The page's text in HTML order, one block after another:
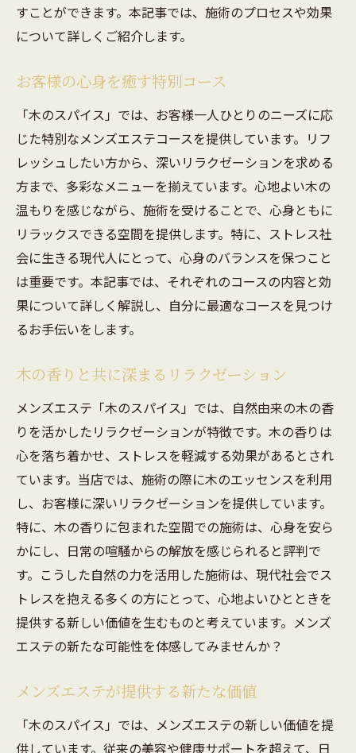
岐南町で味わう極上のリラクゼーション
木の香りと共に深まる安らぎ
心地よさを追求した施術メニュー
リラクゼーションの効果を最大化する秘訣
岐南町で新たな自信を得るメンズエステ体験
自分を磨くための特別なひととき
メンズエステで得られる自信の源
岐南町での変化に驚くお客様の声
施術がもたらすポジティブな影響
新たな自分に出会うためのステップ
エステ体験が日常に与える変化
自然の恵みが生む特別なメンズエステの空間
自然素材が心に与える影響
心地よい空間が生むリラクゼーション
自然と調和したデザインの工夫
特別な空間で味わうリラックス
自然との融合が生む新しい価値
メンズエステで心安らぐひとときを岐南町で過
ごす
岐南町で体感する心の解放
心安らぐ施術の秘密
お客様の心を癒すためのサービス
岐南町での癒しの体験を振り返る
心と体を満たすメンズエステの魅力
すことができます。本記事では、施術のプロセスや効果
について詳しくご紹介します。
お客様の心身を癒す特別コース
「木のスパイス」では、お客様一人ひとりのニーズに応
じた特別なメンズエステコースを提供しています。リフ
レッシュしたい方から、深いリラクゼーションを求める
方まで、多彩なメニューを揃えています。心地よい木の
温もりを感じながら、施術を受けることで、心身ともに
リラックスできる空間を提供します。特に、ストレス社
会に生きる現代人にとって、心身のバランスを保つこと
は重要です。本記事では、それぞれのコースの内容と効
果について詳しく解説し、自分に最適なコースを見つけ
るお手伝いをします。
木の香りと共に深まるリラクゼーション
メンズエステ「木のスパイス」では、自然由来の木の香
りを活かしたリラクゼーションが特徴です。木の香りは
心を落ち着かせ、ストレスを軽減する効果があるとされ
ています。当店では、施術の際に木のエッセンスを利用
し、お客様に深いリラクゼーションを提供しています。
特に、木の香りに包まれた空間での施術は、心身を安ら
かにし、日常の喧騒からの解放を感じられると評判で
す。こうした自然の力を活用した施術は、現代社会でス
トレスを抱える多くの方にとって、心地よいひとときを
提供する新しい価値を生むものと考えています。メンズ
エステの新たな可能性を体感してみませんか？
メンズエステが提供する新たな価値
「木のスパイス」では、メンズエステの新しい価値を提
供しています。従来の美容や健康サポートを超えて、日